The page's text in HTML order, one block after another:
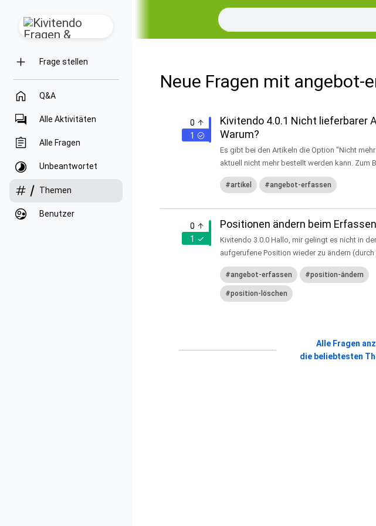
Frage stellen
Q&A
Alle Aktivitäten
Alle Fragen
Unbeantwortet
Themen
Benutzer
Neue Fragen mit angebot-
0
1
Kivitendo 4.0.1 Nicht lieferbarer
Warum?
Es gibt bei den Artikeln die Option "Nicht
aktuell nicht mehr bestellt werden kann. Zum
artikel angebot-erfassen
0
1
Positionen ändern beim
Kivitendo 3.0.0 Hallo, mir gelingt es nicht in
aufgerufene Position wieder zu ändern
angebot-erfassen position-ändern
position-löschen
Alle Fragen
die beliebtesten